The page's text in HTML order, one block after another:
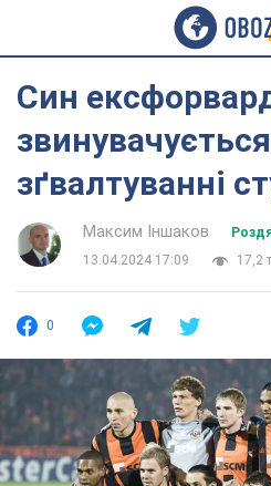
Син
зґвалтуванні
Максим Іншаков
13.04.2024 17:09
17,2
0